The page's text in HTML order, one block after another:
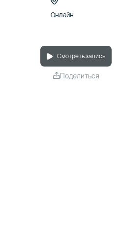
Онлайн
Смотреть запись
Поделиться